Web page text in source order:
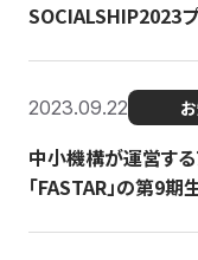
SOCIALSHIP2023
2023.09.22
中小機構が運営する
「FASTAR」の第9